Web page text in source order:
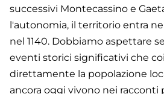
successivi Montecassino e
l'autonomia, il territorio entra
nel 1140. Dobbiamo aspettare
eventi storici significativi che
direttamente la popolazione
ancora oggi vivono nei racconti